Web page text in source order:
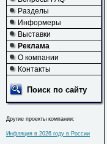
Разделы
Информеры
Выставки
Реклама
О компании
Контакты
Поиск по сайту
Другие проекты компании:
Инфляция в 2026 году в России